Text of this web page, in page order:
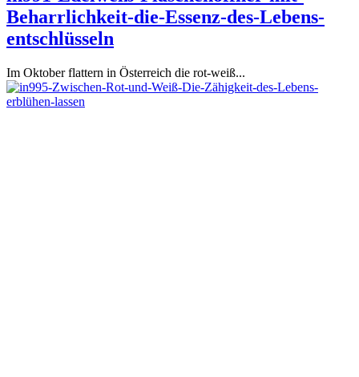
Beharrlichkeit-die-Essenz-des-Lebens-
entschlüsseln
Im Oktober flattern in Österreich die rot-weiß...